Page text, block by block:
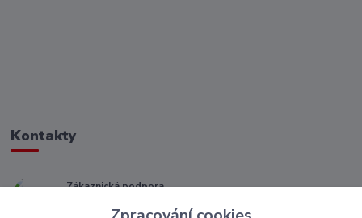
Kontakty
Zákaznická podpora